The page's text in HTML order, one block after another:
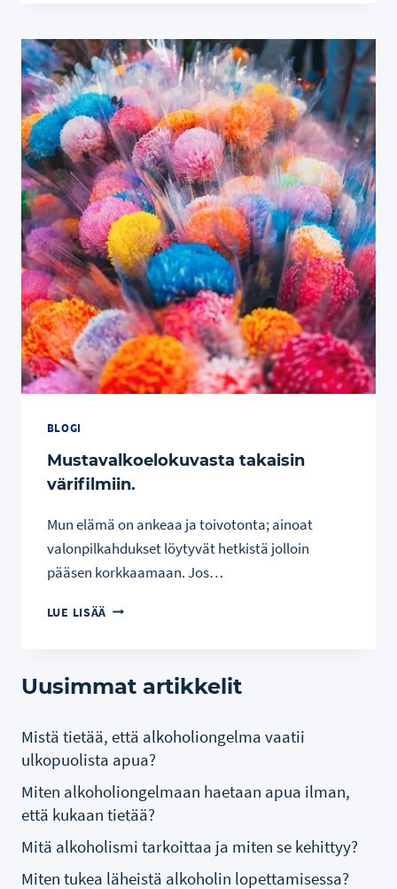
OLE
ALKOHOLI.
BLOGI
Mustavalkoelokuvasta takaisin
värifilmiin.
Mun elämä on ankeaa ja toivotonta; ainoat
valonpilkahdukset löytyvät hetkistä jolloin
pääsen korkkaamaan. Jos…
LUE LISÄÄ MUSTAVALKOELOKUVASTA
Uusimmat artikkelit
Mistä tietää, että alkoholiongelma vaatii
ulkopuolista apua?
Miten alkoholiongelmaan haetaan apua ilman,
että kukaan tietää?
Mitä alkoholismi tarkoittaa ja miten se kehittyy?
Miten tukea läheistä alkoholin lopettamisessa?